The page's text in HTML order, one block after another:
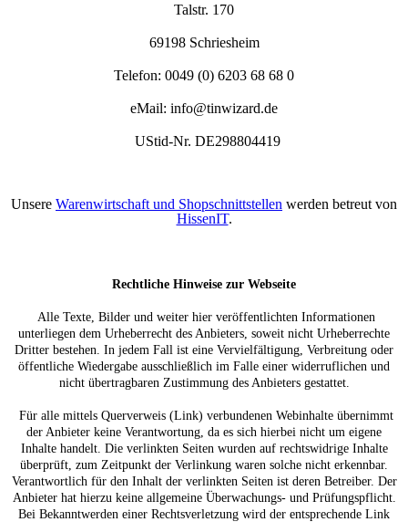
Talstr. 170
69198 Schriesheim
Telefon: 0049 (0) 6203 68 68 0
eMail: info@tinwizard.de
UStid-Nr. DE298804419
Unsere Warenwirtschaft und Shopschnittstellen werden betreut von
HissenIT.
Rechtliche Hinweise zur Webseite
Alle Texte, Bilder und weiter hier veröffentlichten Informationen
unterliegen dem Urheberrecht des Anbieters, soweit nicht Urheberrechte
Dritter bestehen. In jedem Fall ist eine Vervielfältigung, Verbreitung oder
öffentliche Wiedergabe ausschließlich im Falle einer widerruflichen und
nicht übertragbaren Zustimmung des Anbieters gestattet.
Für alle mittels Querverweis (Link) verbundenen Webinhalte übernimmt
der Anbieter keine Verantwortung, da es sich hierbei nicht um eigene
Inhalte handelt. Die verlinkten Seiten wurden auf rechtswidrige Inhalte
überprüft, zum Zeitpunkt der Verlinkung waren solche nicht erkennbar.
Verantwortlich für den Inhalt der verlinkten Seiten ist deren Betreiber. Der
Anbieter hat hierzu keine allgemeine Überwachungs- und Prüfungspflicht.
Bei Bekanntwerden einer Rechtsverletzung wird der entsprechende Link